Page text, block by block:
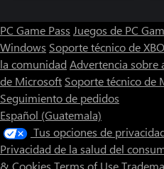
PC Game Pass Juegos de PC
Windows Soporte técnico de
la comunidad Advertencia sobre
de Microsoft Soporte técnico de
Seguimiento de pedidos
Español (Guatemala)
Tus opciones de
Privacidad de la salud del
& Cookies Terms of Use